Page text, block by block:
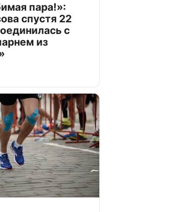
пара!»:
спустя 22
с
из